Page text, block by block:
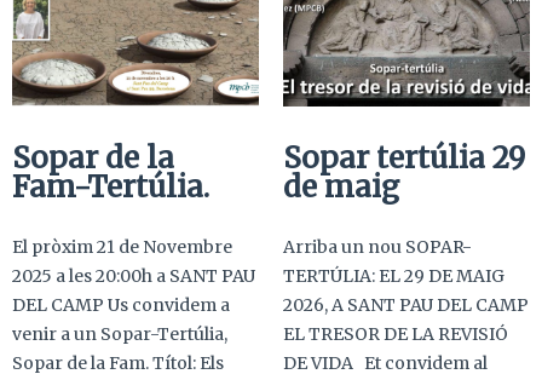
Sopar de la
Fam-Tertúlia.
El pròxim 21 de Novembre
2025 a les 20:00h a SANT PAU
DEL CAMP Us convidem a
venir a un Sopar-Tertúlia,
Sopar de la Fam. Títol: Els
Sopar tertúlia 29
de maig
Arriba un nou SOPAR-
TERTÚLIA: EL 29 DE MAIG
2026, A SANT PAU DEL CAMP
EL TRESOR DE LA REVISIÓ
DE VIDA Et convidem al